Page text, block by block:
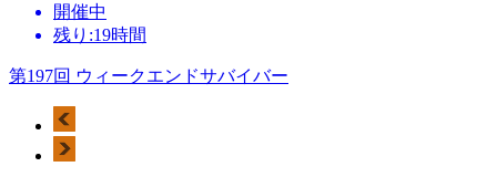
開催中
残り:19時間
第197回 ウィークエンドサバイバー